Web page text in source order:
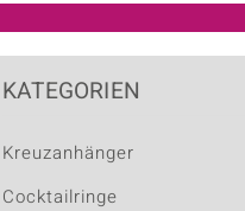
KATEGORIEN
Kreuzanhänger
Cocktailringe